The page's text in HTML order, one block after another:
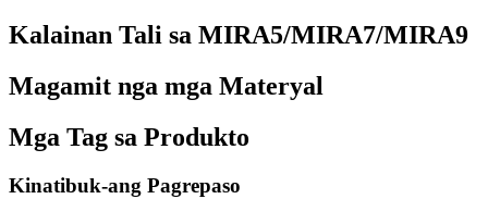
Kalainan Tali sa MIRA5/MIRA7/MIRA9
Magamit nga mga Materyal
Mga Tag sa Produkto
Kinatibuk-ang Pagrepaso